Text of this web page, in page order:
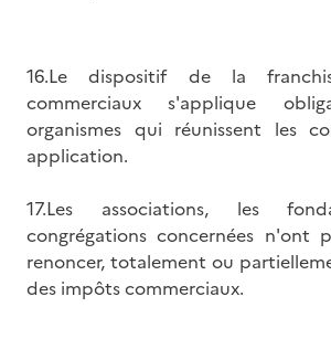
16.Le dispositif de la
commerciaux s'applique
organismes qui réunissent les
application.
17.Les associations, les
congrégations concernées n'ont
renoncer, totalement ou
des impôts commerciaux.